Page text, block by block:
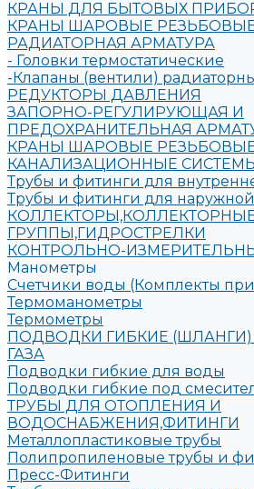
КРАНЫ ДЛЯ БЫТОВЫХ
КРАНЫ ШАРОВЫЕ
РАДИАТОРНАЯ АРМАТУРА
- Головки термостатические
-Клапаны (вентили)
РЕДУКТОРЫ ДАВЛЕНИЯ
ЗАПОРНО-РЕГУЛИРУЮЩАЯ И
ПРЕДОХРАНИТЕЛЬНАЯ
КРАНЫ ШАРОВЫЕ РЕЗЬБОВЫЕ
КАНАЛИЗАЦИОННЫЕ
Трубы и фитинги для
Трубы и фитинги для
ГРУППЫ,ГИДРОСТРЕЛКИ
КОНТРОЛЬНО-
Манометры
Счетчики воды (Комплекты
Термоманометры
Термометры
ПОДВОДКИ ГИБКИЕ
ГАЗА
Подводки гибкие для воды
Подводки гибкие под
ТРУБЫ ДЛЯ ОТОПЛЕНИЯ И
ВОДОСНАБЖЕНИЯ,ФИТИНГИ
Металлопластиковые трубы
Полипропиленовые трубы и
Пресс-Фитинги